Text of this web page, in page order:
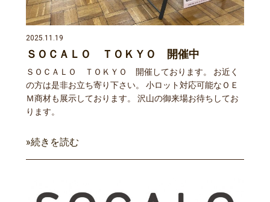
2025.11.19
ＳＯＣＡＬＯ ＴＯＫＹＯ 開催中
ＳＯＣＡＬＯ ＴＯＫＹＯ 開催しております。 お近く
の方は是非お立ち寄り下さい。 小ロット対応可能なＯＥ
Ｍ商材も展示しております。 沢山の御来場お待ちしてお
ります。
»続きを読む